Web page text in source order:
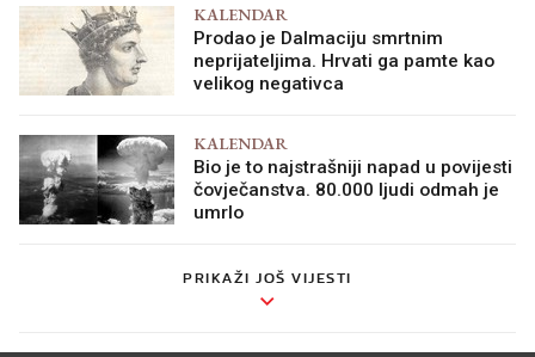
KALENDAR
Prodao je Dalmaciju smrtnim
neprijateljima. Hrvati ga pamte kao
velikog negativca
KALENDAR
Bio je to najstrašniji napad u povijesti
čovječanstva. 80.000 ljudi odmah je
umrlo
PRIKAŽI JOŠ VIJESTI